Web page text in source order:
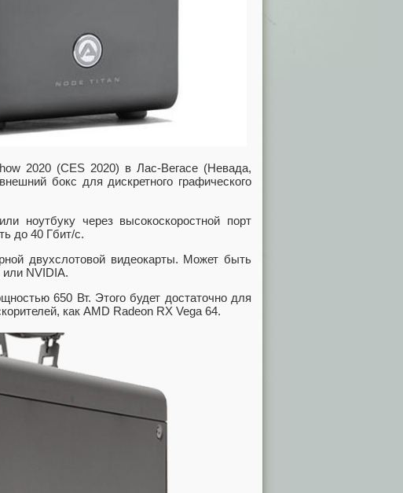
2020 (CES 2020) в Лас-Вегасе (Невада,
бокс для дискретного графического
ноутбуку через высокоскоростной порт
до 40 Гбит/с.
двухслотовой видеокарты. Может быть
NVIDIA.
650 Вт. Этого будет достаточно для
как AMD Radeon RX Vega 64.